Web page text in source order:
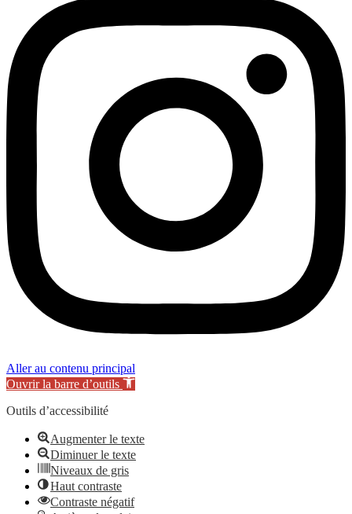
Aller au contenu principal
Ouvrir la barre d’outils
Outils d’accessibilité
Augmenter le texte
Diminuer le texte
Niveaux de gris
Haut contraste
Contraste négatif